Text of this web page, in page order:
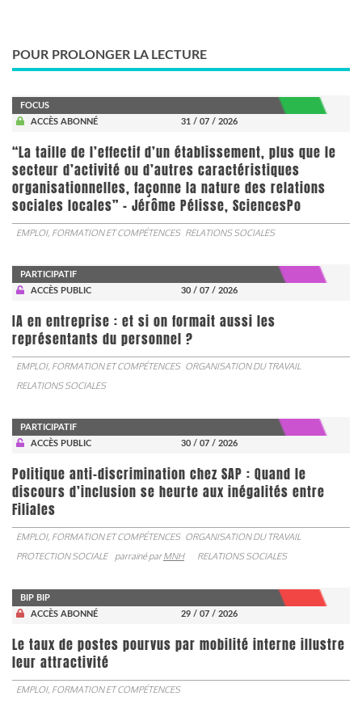
POUR PROLONGER LA LECTURE
FOCUS
ACCÈS ABONNÉ
31 / 07 / 2026
“La taille de l’effectif d’un établissement, plus que le
secteur d’activité ou d’autres caractéristiques
organisationnelles, façonne la nature des relations
sociales locales” - Jérôme Pélisse, SciencesPo
EMPLOI, FORMATION ET COMPÉTENCES RELATIONS SOCIALES
PARTICIPATIF
ACCÈS PUBLIC
30 / 07 / 2026
IA en entreprise : et si on formait aussi les
représentants du personnel ?
EMPLOI, FORMATION ET COMPÉTENCES ORGANISATION DU TRAVAIL
RELATIONS SOCIALES
PARTICIPATIF
ACCÈS PUBLIC
30 / 07 / 2026
Politique anti-discrimination chez SAP : Quand le
discours d’inclusion se heurte aux inégalités entre
Filiales
EMPLOI, FORMATION ET COMPÉTENCES ORGANISATION DU TRAVAIL
PROTECTION SOCIALE
parrainé parMNH RELATIONS SOCIALES
BIP BIP
ACCÈS ABONNÉ
29 / 07 / 2026
Le taux de postes pourvus par mobilité interne illustre
leur attractivité
EMPLOI, FORMATION ET COMPÉTENCES